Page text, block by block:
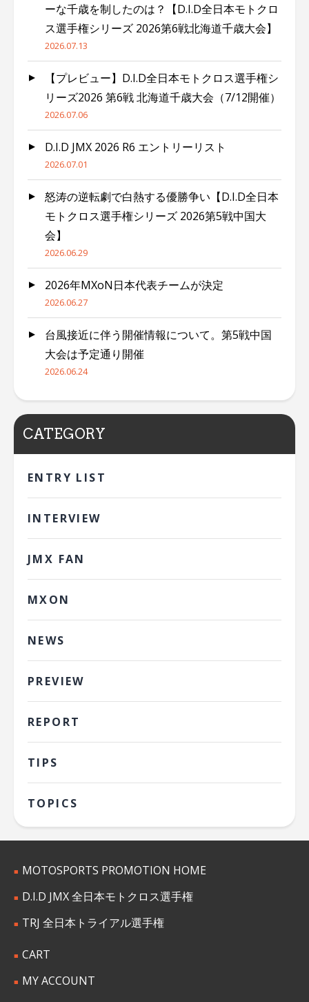
ーな千歳を制したのは？【D.I.D全日本モトクロ
ス選手権シリーズ 2026第6戦北海道千歳大会】
2026.07.13
【プレビュー】D.I.D全日本モトクロス選手権シ
リーズ2026 第6戦 北海道千歳大会（7/12開催）
2026.07.06
D.I.D JMX 2026 R6 エントリーリスト
2026.07.01
怒涛の逆転劇で白熱する優勝争い【D.I.D全日本
モトクロス選手権シリーズ 2026第5戦中国大
会】
2026.06.29
2026年MXoN日本代表チームが決定
2026.06.27
台風接近に伴う開催情報について。第5戦中国
大会は予定通り開催
2026.06.24
CATEGORY
ENTRY LIST
INTERVIEW
JMX FAN
MXON
NEWS
PREVIEW
REPORT
TIPS
TOPICS
MOTOSPORTS PROMOTION HOME
D.I.D JMX 全日本モトクロス選手権
TRJ 全日本トライアル選手権
CART
MY ACCOUNT